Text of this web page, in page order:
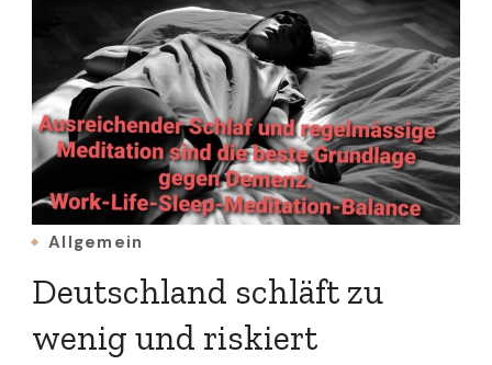
Allgemein
Deutschland schläft zu
wenig und riskiert